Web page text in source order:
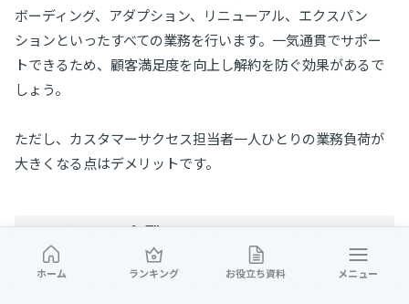
ホーム ランキング お役立ち資料 メニュー
ボーディング、アダプション、リニューアル、エクスパン
ションといったすべての業務を行います。一気通貫でサポー
トできるため、顧客満足度を向上し解約を防ぐ効果があるで
しょう。
ただし、カスタマーサクセス担当者一人ひとりの業務負荷が
大きくなる点はデメリットです。
スペシャリスト型
スペシャリスト型の組織図の場合、カスタマーサクセス組織